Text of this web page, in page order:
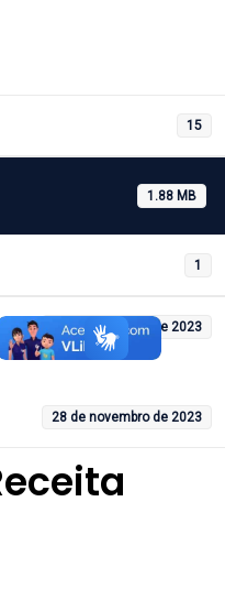
15
1.88 MB
1
28 de novembro de 2023
28 de novembro de 2023